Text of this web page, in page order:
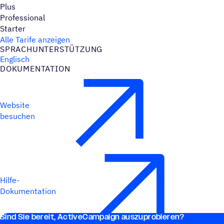
Plus
Professional
Starter
Alle Tarife anzeigen
SPRACH­UN­TER­STÜT­ZUNG
Englisch
DOKU­MEN­TA­TION
Website
besuchen
Hilfe-
Dokumentation
Sind Sie bereit, ActiveCampaign auszuprobieren?